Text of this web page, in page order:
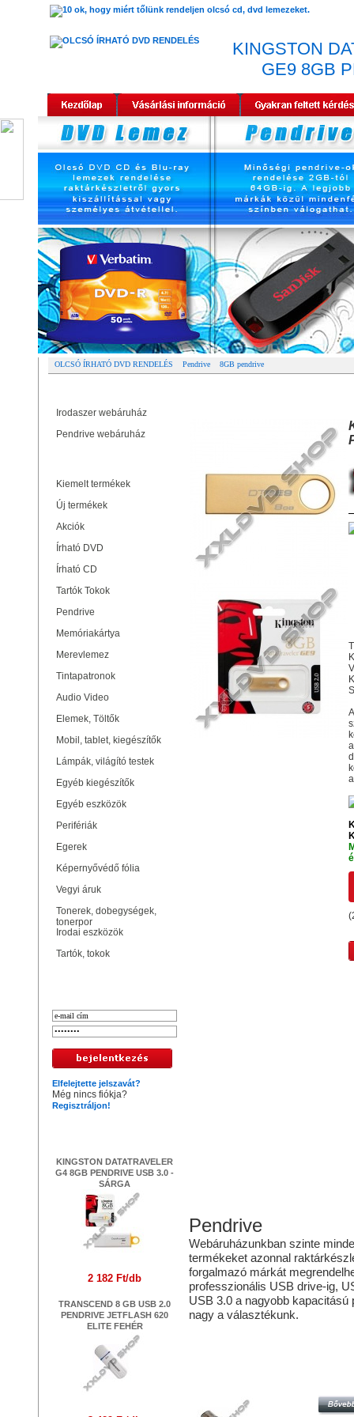
KINGSTON
GE9 8GB
OLCSÓ ÍRHATÓ DVD RENDELÉS Pendrive 8GB pendrive
Irodaszer webáruház
Pendrive webáruház
Kiemelt termékek
Új termékek
Akciók
Írható DVD
Írható CD
Tartók Tokok
Pendrive
Memóriakártya
Merevlemez
Tintapatronok
Audio Video
Elemek, Töltők
Mobil, tablet, kiegészítők
Lámpák, világító testek
Egyéb kiegészítők
Egyéb eszközök
Perifériák
Egerek
Képernyővédő fólia
Vegyi áruk
Tonerek, dobegységek,
tonerpor
Irodai eszközök
Tartók, tokok
Elfelejtette jelszavát?
Még nincs fiókja?
Regisztráljon!
KINGSTON DATATRAVELER
G4 8GB PENDRIVE USB 3.0 -
SÁRGA
2 182 Ft/db
TRANSCEND 8 GB USB 2.0
PENDRIVE JETFLASH 620
ELITE FEHÉR
Pendrive
Webáruházunkban szinte
termékeket azonnal
forgalmazó márkát
professzionális USB drive-ig,
USB 3.0 a nagyobb
nagy a választékunk.